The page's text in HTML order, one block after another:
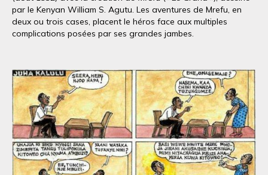
par le Kenyan William S. Agutu. Les aventures de Mrefu, en
deux ou trois cases, placent le héros face aux multiples
complications posées par ses grandes jambes.